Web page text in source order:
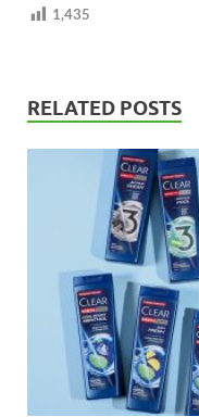
1,435
RELATED POSTS